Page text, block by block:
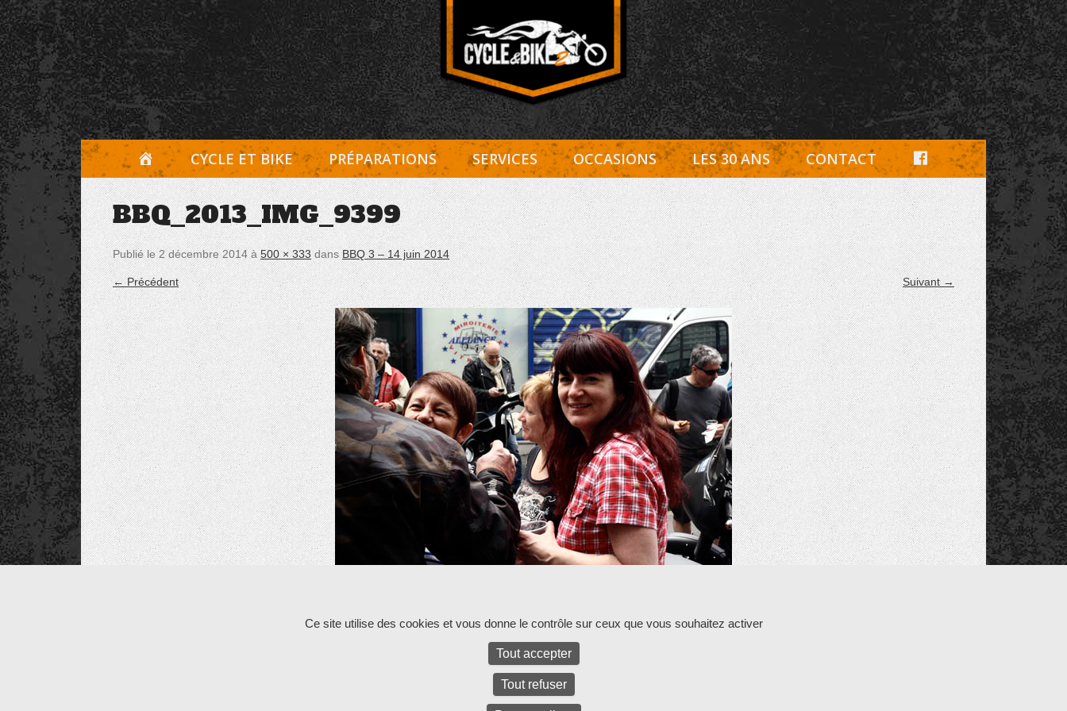
Aller
au
contenu
Cycle et Bike
Entretien Harley-Davidson, préparation et custom, boutique, pièces détachées Rambouillet
A
C
C
U
E
I
L
CYCLE ET BIKE PRÉPARATIONS SERVICES OCCASIONS LES 30 ANS CONTACT
F
A
C
E
B
O
O
K
BBQ_2013_IMG_9399
Publié le2 décembre 2014à500 × 333dansBBQ 3 – 14 juin 2014
← Précédent Suivant →
Panneau de gestion des cookies
Ce site utilise des cookies et vous donne le contrôle sur ceux que vous souhaitez activer
Tout accepter
Tout refuser